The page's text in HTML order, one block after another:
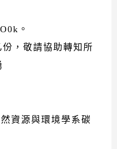
。
，敬請協助轉知所
資源與環境學系碳